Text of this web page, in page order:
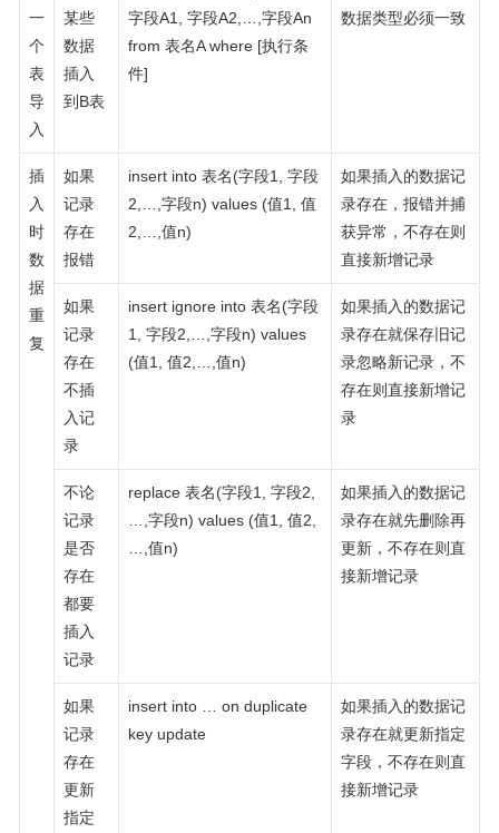
一
个
表
导
入
某些
数据
插入
到B表
字段A1, 字段A2,…,字段An
from 表名A where [执行条
件]
数据类型必须一致
插
入
时
数
据
重
复
如果
记录
存在
报错
insert into 表名(字段1, 字段
2,…,字段n) values (值1, 值
2,…,值n)
如果插入的数据记
录存在，报错并捕
获异常，不存在则
直接新增记录
如果
记录
存在
不插
入记
录
insert ignore into 表名(字段
1, 字段2,…,字段n) values
(值1, 值2,…,值n)
如果插入的数据记
录存在就保存旧记
录忽略新记录，不
存在则直接新增记
录
不论
记录
是否
存在
都要
插入
记录
replace 表名(字段1, 字段2,
…,字段n) values (值1, 值2,
…,值n)
如果插入的数据记
录存在就先删除再
更新，不存在则直
接新增记录
如果
记录
存在
更新
指定
insert into … on duplicate
key update
如果插入的数据记
录存在就更新指定
字段，不存在则直
接新增记录